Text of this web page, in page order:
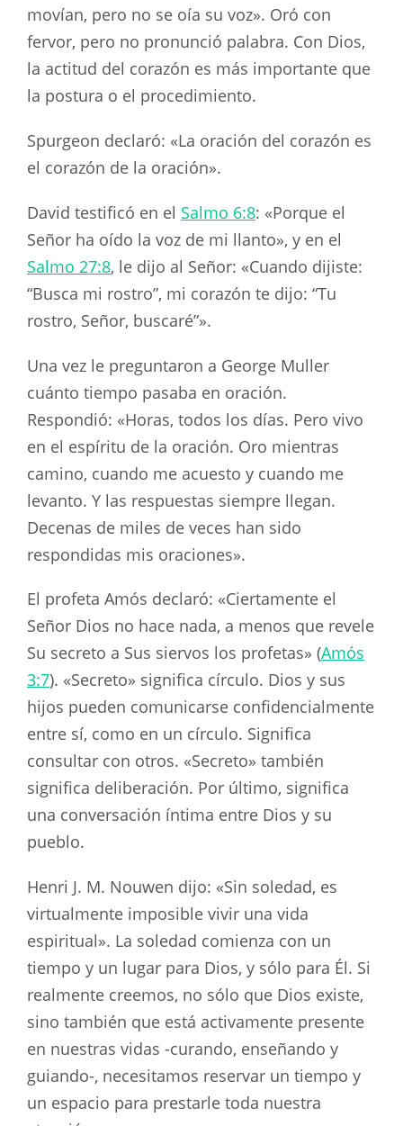
movían, pero no se oía su voz». Oró con
fervor, pero no pronunció palabra. Con Dios,
la actitud del corazón es más importante que
la postura o el procedimiento.
Spurgeon declaró: «La oración del corazón es
el corazón de la oración».
David testificó en el Salmo 6:8: «Porque el
Señor ha oído la voz de mi llanto», y en el
Salmo 27:8, le dijo al Señor: «Cuando dijiste:
“Busca mi rostro”, mi corazón te dijo: “Tu
rostro, Señor, buscaré”».
Una vez le preguntaron a George Muller
cuánto tiempo pasaba en oración.
Respondió: «Horas, todos los días. Pero vivo
en el espíritu de la oración. Oro mientras
camino, cuando me acuesto y cuando me
levanto. Y las respuestas siempre llegan.
Decenas de miles de veces han sido
respondidas mis oraciones».
El profeta Amós declaró: «Ciertamente el
Señor Dios no hace nada, a menos que revele
Su secreto a Sus siervos los profetas» (Amós
3:7). «Secreto» significa círculo. Dios y sus
hijos pueden comunicarse confidencialmente
entre sí, como en un círculo. Significa
consultar con otros. «Secreto» también
significa deliberación. Por último, significa
una conversación íntima entre Dios y su
pueblo.
Henri J. M. Nouwen dijo: «Sin soledad, es
virtualmente imposible vivir una vida
espiritual». La soledad comienza con un
tiempo y un lugar para Dios, y sólo para Él. Si
realmente creemos, no sólo que Dios existe,
sino también que está activamente presente
en nuestras vidas -curando, enseñando y
guiando-, necesitamos reservar un tiempo y
un espacio para prestarle toda nuestra